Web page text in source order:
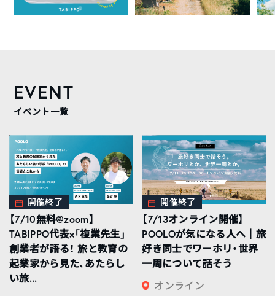
EVENT
イベント一覧
開催終了
【7/10無料@zoom】
TABIPPO代表×「複業先生」
創業者が語る！ 旅と教育の
起業家から見た、あたらし
い旅...
開催終了
【7/13オンライン開催】
POOLOが気になる人へ｜旅
好き同士でワーホリ・世界
一周について話そう
オンライン